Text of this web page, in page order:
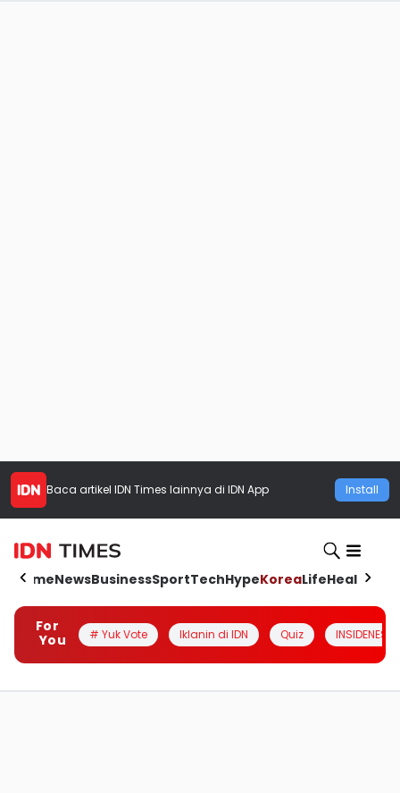
Baca artikel IDN Times lainnya di IDN App Install
HomeNewsBusinessSportTechHypeKoreaLifeHealth
For
You
# Yuk Vote Iklanin di IDN Quiz INSIDENESIA